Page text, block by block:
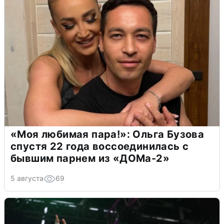
«Моя любимая пара!»: Ольга Бузова
спустя 22 года воссоединилась с
бывшим парнем из «ДОМа-2»
5 августа 69